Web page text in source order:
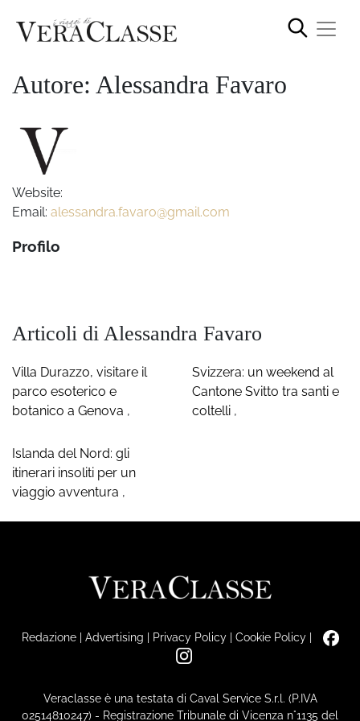
Autore: Alessandra Favaro
Website:
Email: alessandra.favaro@gmail.com
Profilo
Articoli di Alessandra Favaro
Villa Durazzo, visitare il
parco esoterico e
botanico a Genova ,
Svizzera: un weekend al
Cantone Svitto tra santi e
coltelli ,
Islanda del Nord: gli
itinerari insoliti per un
viaggio avventura ,
Redazione| Advertising | Privacy Policy| Cookie Policy|
Veraclasse è una testata di Caval Service S.r.l. (P.IVA
02514810247) - Registrazione Tribunale di Vicenza n°1135 del